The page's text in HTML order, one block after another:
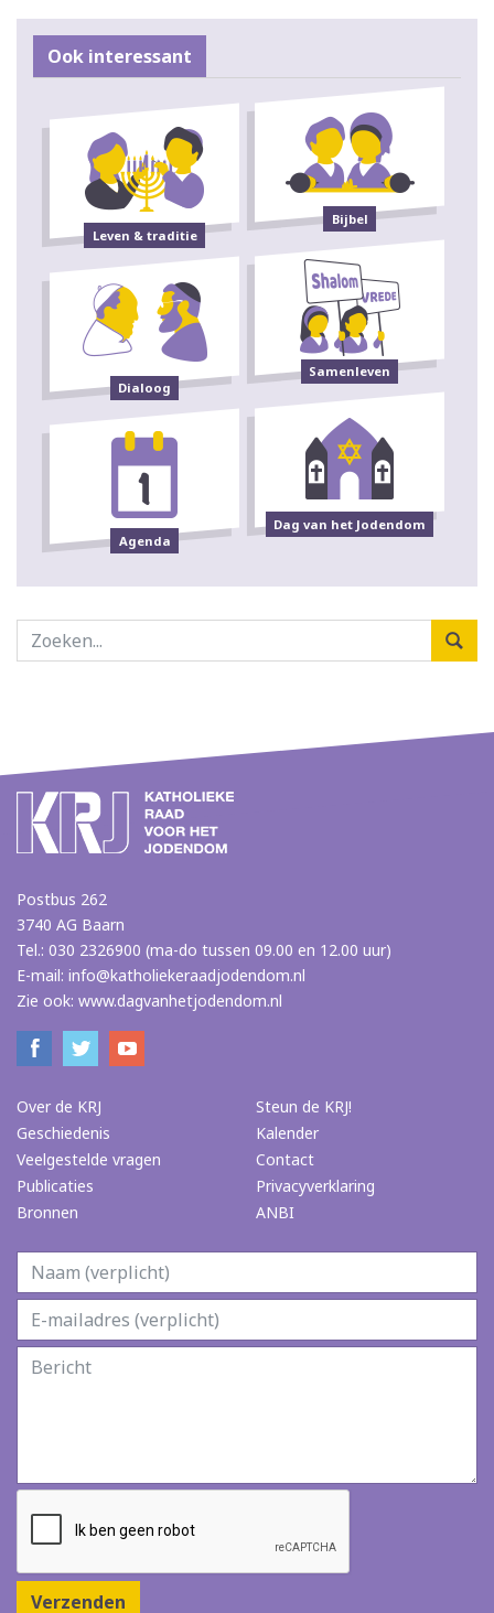
Ook interessant
Leven & traditie
Bijbel
Dialoog
Samenleven
Agenda
Dag van het Jodendom
Postbus 262
3740 AG Baarn
Tel.: 030 2326900 (ma-do tussen 09.00 en 12.00 uur)
E-mail: info@katholiekeraadjodendom.nl
Zie ook: www.dagvanhetjodendom.nl
Over de KRJ
Geschiedenis
Veelgestelde vragen
Publicaties
Bronnen
Steun de KRJ!
Kalender
Contact
Privacyverklaring
ANBI
Verzenden